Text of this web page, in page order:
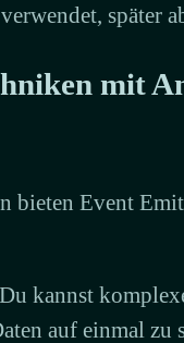
später
mit
bieten Event
kannst
auf einmal zu